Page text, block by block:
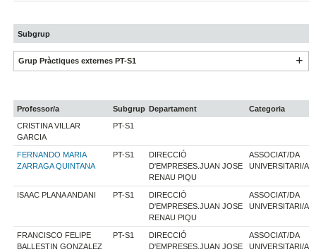
Subgrup
Grup Pràctiques externes PT-S1
Professor/a Subgrup Departament
Categoria
CRISTINA VILLAR
GARCIA
PT-S1
FERNANDO MARIA
ZARRAGA QUINTANA
PT-S1
DIRECCIÓ
D'EMPRESES.JUAN JOSE
RENAU PIQU
ASSOCIAT/DA
UNIVERSITARI/A
ISAAC PLANA ANDANI PT-S1
DIRECCIÓ
D'EMPRESES.JUAN JOSE
RENAU PIQU
ASSOCIAT/DA
UNIVERSITARI/A
FRANCISCO FELIPE
BALLESTIN GONZALEZ
PT-S1
DIRECCIÓ
D'EMPRESES.JUAN JOSE
ASSOCIAT/DA
UNIVERSITARI/A